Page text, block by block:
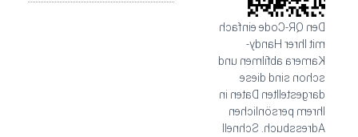
Den QR-Code einfach
mit Ihrer Handy-
Kamera abfilmen und
schon sind diese
dargestellten Daten in
Ihrem persönlichen
Adressbuch. Schnell